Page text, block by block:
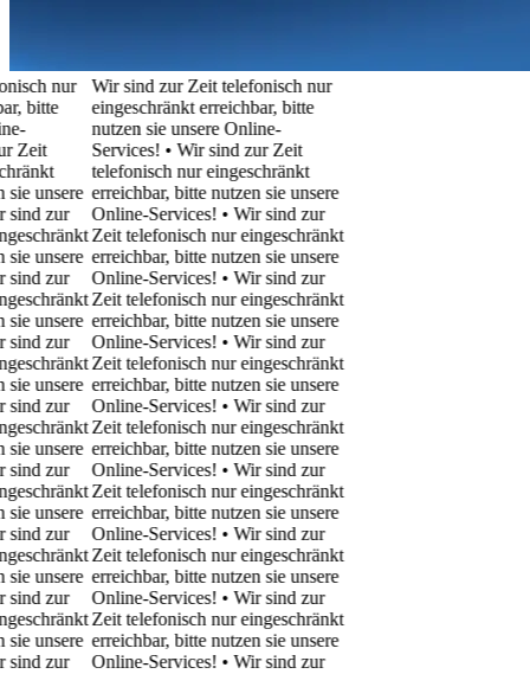
nur
bitte
unsere
zur
unsere
zur
unsere
zur
unsere
zur
unsere
zur
unsere
zur
unsere
zur
unsere
zur
Wir sind zur Zeit telefonisch nur
eingeschränkt erreichbar, bitte
nutzen sie unsere Online-
Services! • Wir sind zur Zeit
telefonisch nur eingeschränkt
erreichbar, bitte nutzen sie unsere
Online-Services! • Wir sind zur
Zeit telefonisch nur eingeschränkt
erreichbar, bitte nutzen sie unsere
Online-Services! • Wir sind zur
Zeit telefonisch nur eingeschränkt
erreichbar, bitte nutzen sie unsere
Online-Services! • Wir sind zur
Zeit telefonisch nur eingeschränkt
erreichbar, bitte nutzen sie unsere
Online-Services! • Wir sind zur
Zeit telefonisch nur eingeschränkt
erreichbar, bitte nutzen sie unsere
Online-Services! • Wir sind zur
Zeit telefonisch nur eingeschränkt
erreichbar, bitte nutzen sie unsere
Online-Services! • Wir sind zur
Zeit telefonisch nur eingeschränkt
erreichbar, bitte nutzen sie unsere
Online-Services! • Wir sind zur
Zeit telefonisch nur eingeschränkt
erreichbar, bitte nutzen sie unsere
Online-Services! • Wir sind zur